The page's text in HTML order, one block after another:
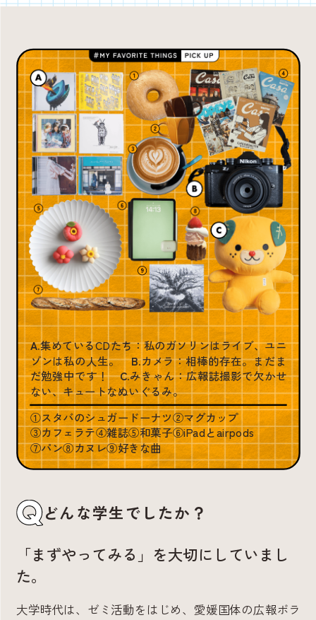
A.集めているCDたち：私のガソリンはライブ、ユニ
ゾンは私の人生。B.カメラ：相棒的存在。まだま
だ勉強中です！C.みきゃん：広報誌撮影で欠かせ
ない、キュートなぬいぐるみ。
①スタバのシュガードーナツ②マグカップ
③カフェラテ④雑誌⑤和菓子⑥iPadとairpods
⑦パン⑧カヌレ⑨好きな曲
どんな学生でしたか？
「まずやってみる」を大切にしていまし
た。
大学時代は、ゼミ活動をはじめ、愛媛国体の広報ボラ